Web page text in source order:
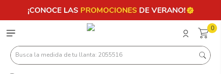
0
Busca la medida de tu llanta: 2055516